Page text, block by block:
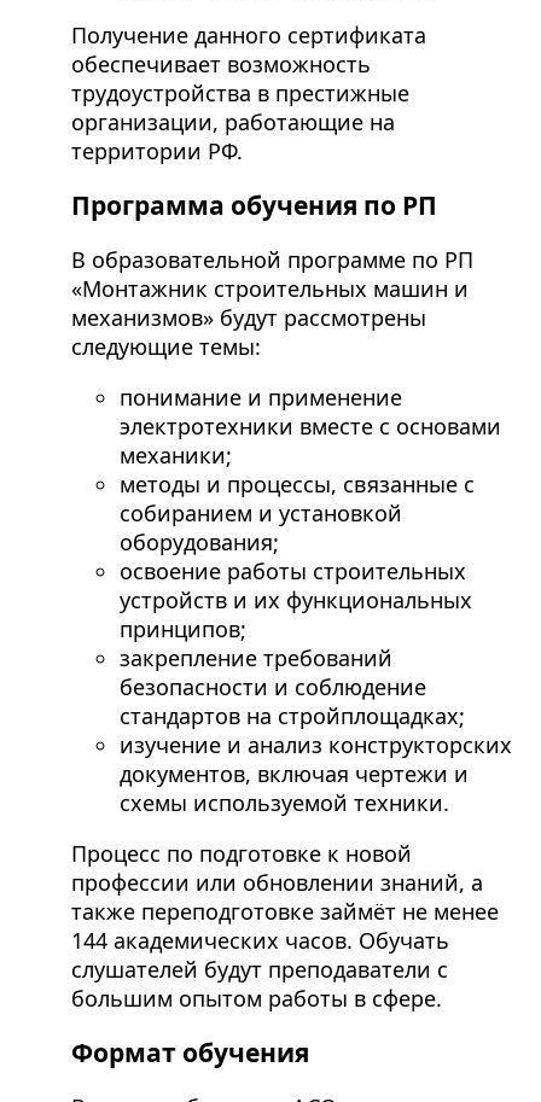
Получение данного сертификата
обеспечивает возможность
трудоустройства в престижные
организации, работающие на
территории РФ.
Программа обучения по РП
В образовательной программе по РП
«Монтажник строительных машин и
механизмов» будут рассмотрены
следующие темы:
понимание и применение
электротехники вместе с основами
механики;
методы и процессы, связанные с
собиранием и установкой
оборудования;
освоение работы строительных
устройств и их функциональных
принципов;
закрепление требований
безопасности и соблюдение
стандартов на стройплощадках;
изучение и анализ конструкторских
документов, включая чертежи и
схемы используемой техники.
Процесс по подготовке к новой
профессии или обновлении знаний, а
также переподготовке займёт не менее
144 академических часов. Обучать
слушателей будут преподаватели с
большим опытом работы в сфере.
Формат обучения